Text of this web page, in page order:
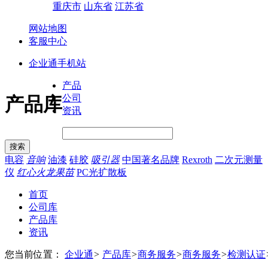
重庆市 山东省 江苏省
网站地图
客服中心
企业通手机站
产品库
产品
公司
资讯
电容 音响 油漆 硅胶 吸引器 中国著名品牌 Rexroth 二次元测量
仪 红心火龙果苗 PC光扩散板
首页
公司库
产品库
资讯
您当前位置： 企业通> 产品库>商务服务>商务服务>检测认证